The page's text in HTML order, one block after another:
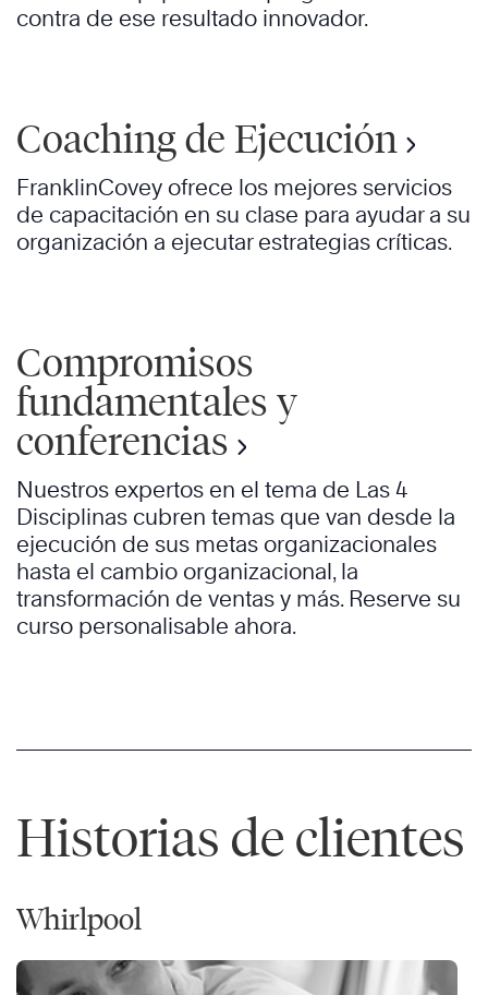
contra de ese resultado innovador.
Coaching de Ejecución
FranklinCovey ofrece los mejores servicios
de capacitación en su clase para ayudar a su
organización a ejecutar estrategias críticas.
Compromisos
fundamentales y
conferencias
Nuestros expertos en el tema de Las 4
Disciplinas cubren temas que van desde la
ejecución de sus metas organizacionales
hasta el cambio organizacional, la
transformación de ventas y más. Reserve su
curso personalisable ahora.
Historias de clientes
Whirlpool